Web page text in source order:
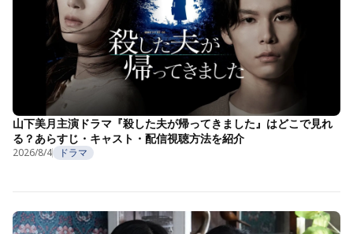
山下美月主演ドラマ『殺した夫が帰ってきました』はどこで見れ
る？あらすじ・キャスト・配信視聴方法を紹介
2026/8/4 ドラマ